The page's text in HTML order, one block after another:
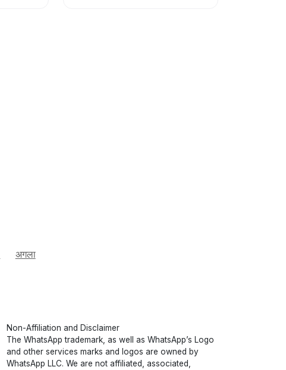
अगला
Non-Affiliation and Disclaimer
The WhatsApp trademark, as well as WhatsApp’s Logo
and other services marks and logos are owned by
WhatsApp LLC. We are not affiliated, associated,